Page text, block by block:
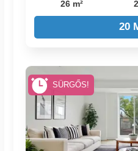
26 m²
20
SÜRGŐS!